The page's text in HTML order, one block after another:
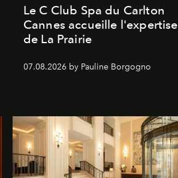
Le C Club Spa du Carlton
Cannes accueille l'expertise
de La Prairie
07.08.2026 by Pauline Borgogno